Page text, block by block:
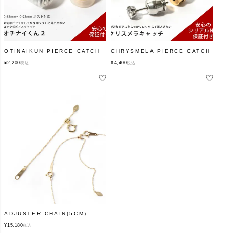
OTINAIKUN PIERCE CATCH
¥2,200税込
CHRYSMELA PIERCE CATCH
¥4,400税込
ADJUSTER-CHAIN(5CM)
¥15,180税込